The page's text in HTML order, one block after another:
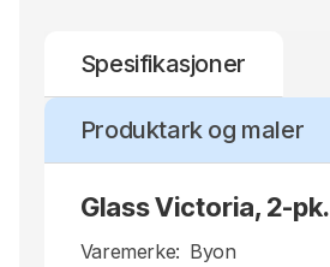
Spesifikasjoner
Produktark og maler
Glass Victoria, 2-pk.
Varemerke: Byon